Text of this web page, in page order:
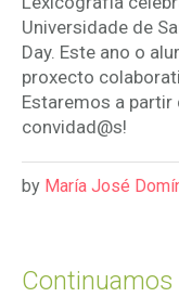
Universidade de
Day. Este ano o
proxecto
Estaremos a partir
convidad@s!
by María José